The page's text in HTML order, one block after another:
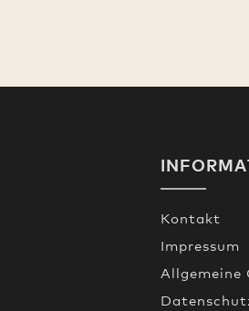
Kontakt
Impressum
Allgemeine